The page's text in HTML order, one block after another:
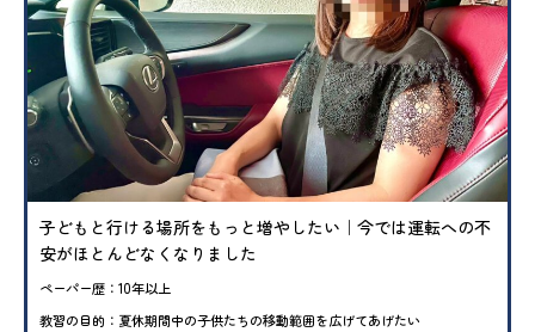
子どもと行ける場所をもっと増やしたい｜今では運転への不
安がほとんどなくなりました
ペーパー歴：10年以上
教習の目的：夏休期間中の子供たちの移動範囲を広げてあげたい